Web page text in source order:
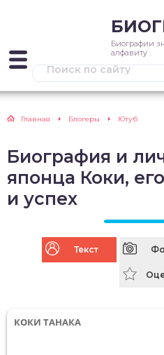
Биографии
алфавиту
Главная Блогеры Ютуб
Биография и
японца Коки,
и успех
Текст
КОКИ ТАНАКА